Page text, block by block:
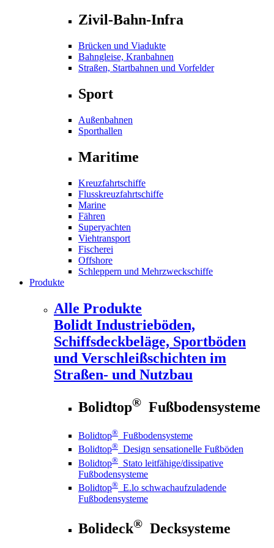
Zivil-Bahn-Infra
Brücken und Viadukte
Bahngleise, Kranbahnen
Straßen, Startbahnen und Vorfelder
Sport
Außenbahnen
Sporthallen
Maritime
Kreuzfahrtschiffe
Flusskreuzfahrtschiffe
Marine
Fähren
Superyachten
Viehtransport
Fischerei
Offshore
Schleppern und Mehrzweckschiffe
Produkte
Alle Produkte
Bolidt Industrieböden,
Schiffsdeckbeläge, Sportböden
und Verschleißschichten im
Straßen- und Nutzbau
Bolidtop® Fußbodensysteme
Bolidtop® Fußbodensysteme
Bolidtop® Design sensationelle Fußböden
Bolidtop® Stato leitfähige/dissipative
Fußbodensysteme
Bolidtop® E.lo schwachaufzuladende
Fußbodensysteme
Bolideck® Decksysteme